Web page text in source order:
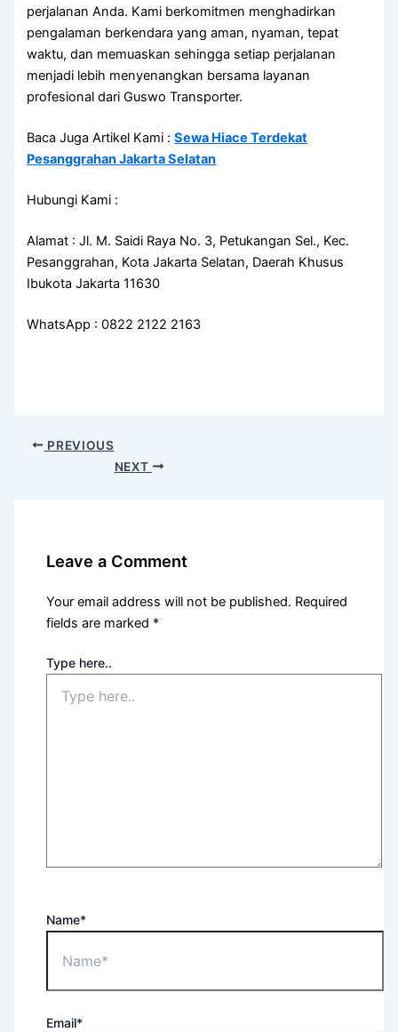
perjalanan Anda. Kami berkomitmen menghadirkan
pengalaman berkendara yang aman, nyaman, tepat
waktu, dan memuaskan sehingga setiap perjalanan
menjadi lebih menyenangkan bersama layanan
profesional dari Guswo Transporter.
Baca Juga Artikel Kami :Sewa Hiace Terdekat
Pesanggrahan Jakarta Selatan
Hubungi Kami :
Alamat : Jl. M. Saidi Raya No. 3, Petukangan Sel., Kec.
Pesanggrahan, Kota Jakarta Selatan, Daerah Khusus
Ibukota Jakarta 11630
WhatsApp : 0822 2122 2163
PREVIOUS
NEXT
Leave a Comment
Your email address will not be published. Required
fields are marked *
Type here..
Name*
Email*